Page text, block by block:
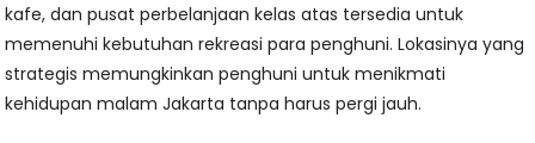
kafe, dan pusat perbelanjaan kelas atas tersedia untuk
memenuhi kebutuhan rekreasi para penghuni. Lokasinya yang
strategis memungkinkan penghuni untuk menikmati
kehidupan malam Jakarta tanpa harus pergi jauh.